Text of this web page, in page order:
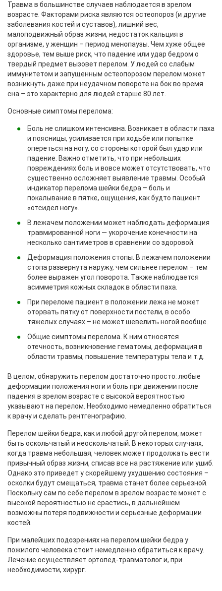
Травма в большинстве случаев наблюдается в зрелом
возрасте. Факторами риска являются остеопороз (и другие
заболевания костей и суставов), лишний вес,
малоподвижный образ жизни, недостаток кальция в
организме, у женщин – период менопаузы. Чем хуже общее
здоровье, тем выше риск, что падение или удар бедром о
твердый предмет вызовет перелом. У людей со слабым
иммунитетом и запущенным остеопорозом перелом может
возникнуть даже при неудачном повороте на бок во время
сна – это характерно для людей старше 80 лет.
Основные симптомы перелома:
Боль не слишком интенсивна. Возникает в области паха
и поясницы, усиливается при ходьбе или попытке
опереться на ногу, со стороны которой был удар или
падение. Важно отметить, что при небольших
повреждениях боль и вовсе может отсутствовать, что
существенно осложняет выявление травмы. Особый
индикатор перелома шейки бедра – боль и
покалывание в пятке, ощущения, как будто пациент
«отсидел ногу».
В лежачем положении может наблюдать деформация
травмированной ноги — укорочение конечности на
несколько сантиметров в сравнении со здоровой.
Деформация положения стопы. В лежачем положении
стопа развернута наружу, чем сильнее перелом – тем
более выражен угол поворота. Также наблюдается
асимметрия кожных складок в области паха.
При переломе пациент в положении лежа не может
оторвать пятку от поверхности постели, в особо
тяжелых случаях – не может шевелить ногой вообще.
Общие симптомы перелома. К ним относятся
отечность, возникновение гематомы, деформация в
области травмы, повышение температуры тела и т.д.
В целом, обнаружить перелом достаточно просто: любые
деформации положения ноги и боль при движении после
падения в зрелом возрасте с высокой вероятностью
указывают на перелом. Необходимо немедленно обратиться
к врачу и сделать рентгенографию.
Перелом шейки бедра, как и любой другой перелом, может
быть оскольчатый и неоскольчатый. В некоторых случаях,
когда травма небольшая, человек может продолжать вести
привычный образ жизни, списав все на растяжение или ушиб.
Однако это приведет у скорейшему ухудшению состояния –
осколки будут смещаться, травма станет более серьезной.
Поскольку сам по себе перелом в зрелом возрасте может с
высокой вероятностью не срастись, в дальнейшем
возможны потеря подвижности и серьезные деформации
костей.
При малейших подозрениях на перелом шейки бедра у
пожилого человека стоит немедленно обратиться к врачу.
Лечение осуществляет ортопед-травматолог и, при
необходимости, хирург.